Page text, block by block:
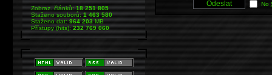
No
Zobraz. článků:18 251 805
Staženo souborů:1 463 580
Staženo dat:964 203MB
Přístupy (hits):232 769 060